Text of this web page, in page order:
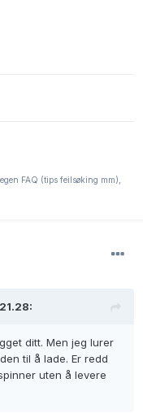
FAQ (tips feilsøking mm),
ditt. Men jeg lurer
til å lade. Er redd
uten å levere